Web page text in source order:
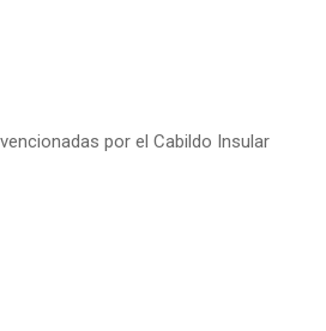
por el Cabildo Insular